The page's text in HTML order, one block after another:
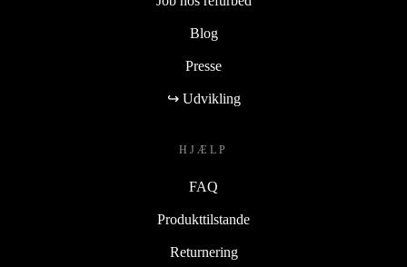
Blog
Presse
↪ Udvikling
HJÆLP
FAQ
Produkttilstande
Returnering